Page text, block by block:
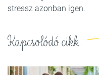
stressz azonban igen.
Kapcsolódó cikk